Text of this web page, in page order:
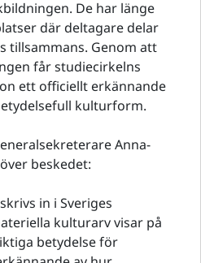
De har länge
där deltagare delar
tillsammans. Genom att
får studiecirkelns
ett officiellt erkännande
kulturform.
Anna-
beskedet:
in i Sveriges
kulturarv visar på
betydelse för